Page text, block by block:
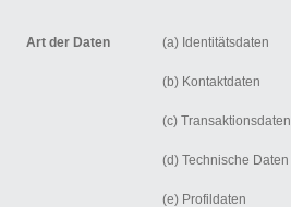
Art der Daten (a) Identitätsdaten
(b) Kontaktdaten
(c) Transaktionsdaten
(d) Technische Daten
(e) Profildaten